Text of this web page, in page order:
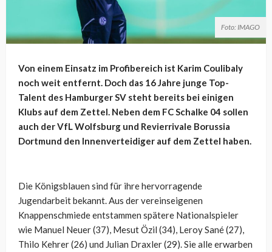
Foto: IMAGO
Von einem Einsatz im Profibereich ist Karim Coulibaly
noch weit entfernt. Doch das 16 Jahre junge Top-
Talent des Hamburger SV steht bereits bei einigen
Klubs auf dem Zettel. Neben dem FC Schalke 04 sollen
auch der VfL Wolfsburg und Revierrivale Borussia
Dortmund den Innenverteidiger auf dem Zettel haben.
Die Königsblauen sind für ihre hervorragende
Jugendarbeit bekannt. Aus der vereinseigenen
Knappenschmiede entstammen spätere Nationalspieler
wie Manuel Neuer (37), Mesut Özil (34), Leroy Sané (27),
Thilo Kehrer (26) und Julian Draxler (29). Sie alle erwarben